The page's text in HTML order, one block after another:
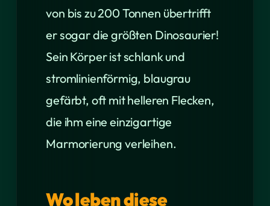
von bis zu 200 Tonnen übertrifft
er sogar die größten Dinosaurier!
Sein Körper ist schlank und
stromlinienförmig, blaugrau
gefärbt, oft mit helleren Flecken,
die ihm eine einzigartige
Marmorierung verleihen.
Wo leben diese